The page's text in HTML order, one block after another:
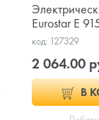
Eurostar E
код: 127329
2 064.00
В